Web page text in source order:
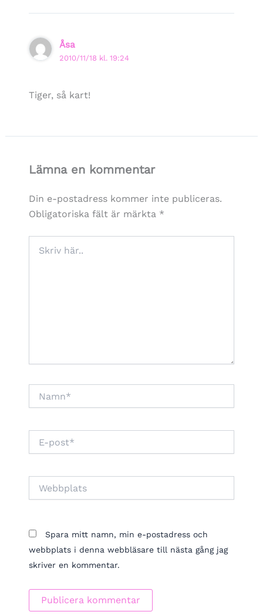
Åsa
2010/11/18 kl. 19:24
Tiger, så kart!
Lämna en kommentar
Din e-postadress kommer inte publiceras.
Obligatoriska fält är märkta *
här..
post*
Spara mitt namn, min e-postadress och
webbplats i denna webbläsare till nästa gång jag
skriver en kommentar.